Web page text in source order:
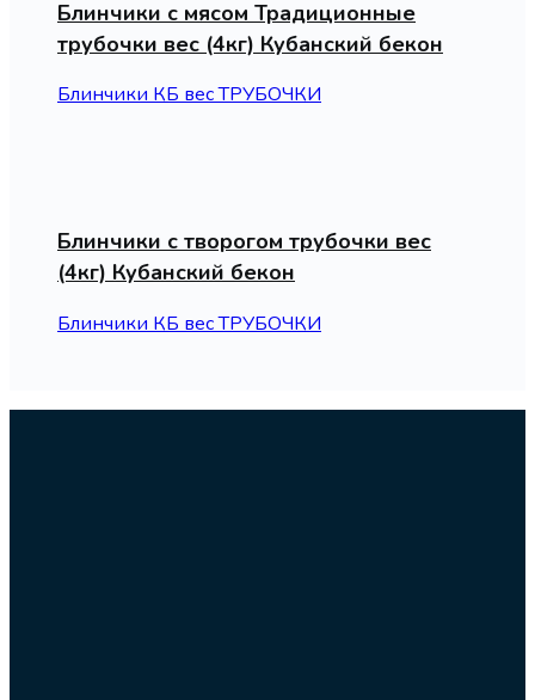
Блинчики с мясом Традиционные
трубочки вес (4кг) Кубанский бекон
Блинчики КБ вес ТРУБОЧКИ
Блинчики с творогом трубочки вес
(4кг) Кубанский бекон
Блинчики КБ вес ТРУБОЧКИ